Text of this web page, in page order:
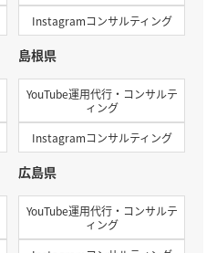
Instagramコンサルティング
島根県
YouTube運用代行・コンサルテ
ィング
Instagramコンサルティング
広島県
YouTube運用代行・コンサルテ
ィング